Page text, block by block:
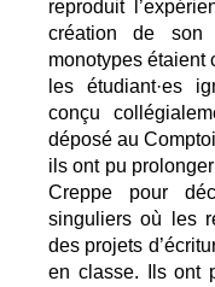
reproduit
création de son
monotypes étaient
les étudiant·es
conçu
déposé au
ils ont pu
Creppe pour
singuliers où les
des projets
en classe. Ils ont